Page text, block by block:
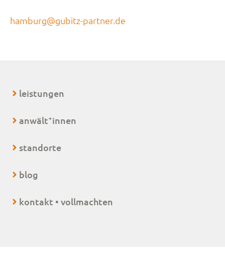
hamburg@gubitz-partner.de
leistungen
anwält+innen
standorte
blog
kontakt • vollmachten